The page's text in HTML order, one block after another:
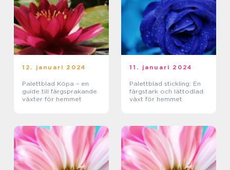
12. januari 2024
Palettblad Köpa – en
guide till färgsprakande
växter för hemmet
11. januari 2024
Palettblad stickling: En
färgstark och lättodlad
växt för hemmet